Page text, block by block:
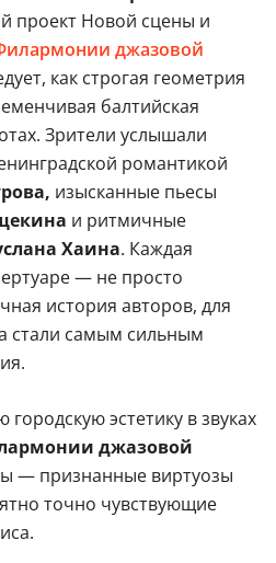
проект Новой сцены и
джазовой
как строгая геометрия
балтийская
Зрители услышали
романтикой
изысканные пьесы
и ритмичные
Хаина. Каждая
— не просто
история авторов, для
стали самым сильным
эстетику в звуках
джазовой
— признанные виртуозы
точно чувствующие